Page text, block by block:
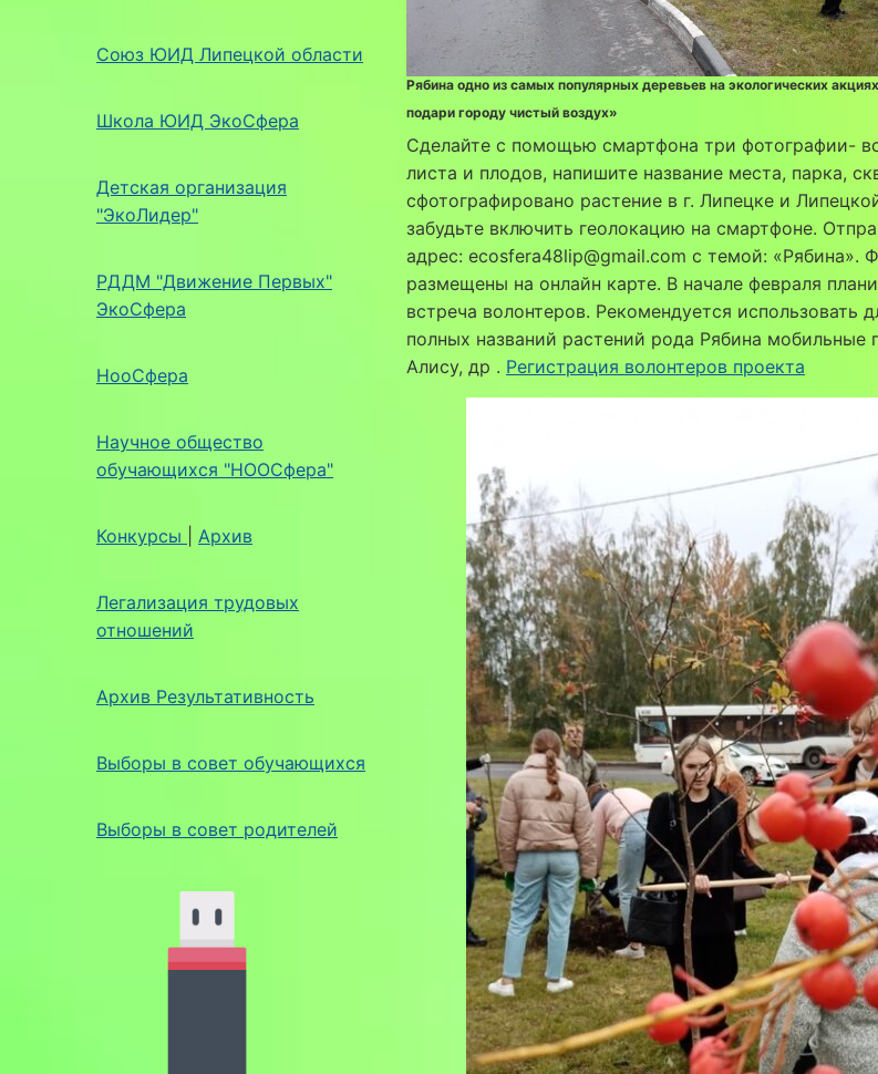
Союз ЮИД Липецкой области
Школа ЮИД ЭкоСфера
Детская организация
"ЭкоЛидер"
РДДМ "Движение Первых"
ЭкоСфера
НооСфера
Научное общество
обучающихся "НООСфера"
Конкурсы Архив
Легализация трудовых
отношений
Архив Результативность
Выборы в совет обучающихся
Выборы в совет родителей
Рябина одно из самых популярных деревьев на экологических
подари городу чистый воздух»
Сделайте с помощью смартфона три фотографии-
листа и плодов, напишите название места, парка,
сфотографировано растение в г. Липецке и
забудьте включить геолокацию на смартфоне.
адрес: ecosfera48lip@gmail.com с темой: «Рябина».
размещены на онлайн карте. В начале февраля
встреча волонтеров. Рекомендуется использовать
полных названий растений рода Рябина мобильные
Алису, др . Регистрация волонтеров проекта